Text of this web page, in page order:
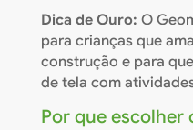
Dica de Ouro: O
para crianças que
construção e para
de tela com
Por que escolher